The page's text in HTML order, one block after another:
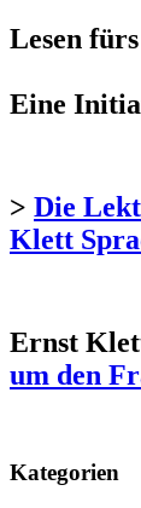
Lesen
Eine
> Die
Klett
Ernst
um den
Kategorien